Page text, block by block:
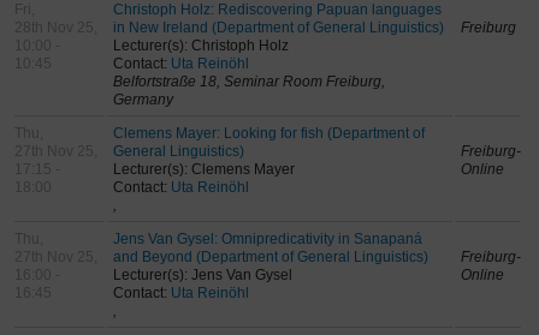
Fri,
28th Nov 25,
10:45
Christoph Holz: Rediscovering Papuan languages
in New Ireland (Department of General Linguistics)
Lecturer(s): Christoph Holz
Contact: Uta Reinöhl
Belfortstraße 18, Seminar Room Freiburg,
Germany
Freiburg
Thu,
27th Nov 25,
17:15 -
Clemens Mayer: Looking for fish (Department of
General Linguistics)
Lecturer(s): Clemens Mayer
Contact: Uta Reinöhl
,
Freiburg-
Online
Thu,
27th Nov 25,
16:00 -
16:45
Jens Van Gysel: Omnipredicativity in Sanapaná
and Beyond (Department of General Linguistics)
Lecturer(s): Jens Van Gysel
Contact: Uta Reinöhl
,
Freiburg-
Online